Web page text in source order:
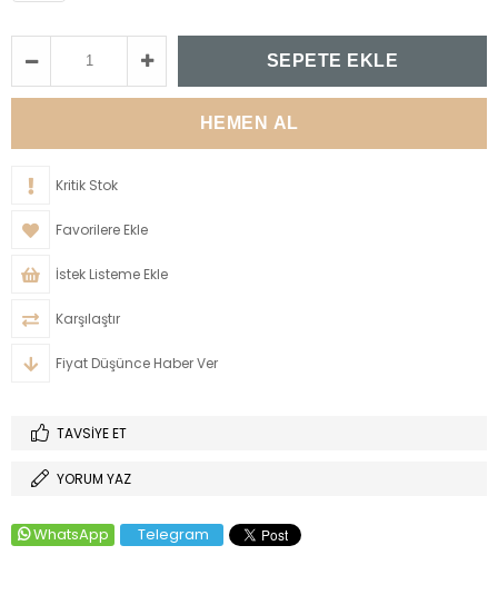
Kritik Stok
Favorilere Ekle
İstek Listeme Ekle
Karşılaştır
Fiyat Düşünce Haber Ver
TAVSIYE ET
YORUM YAZ
WhatsApp Telegram